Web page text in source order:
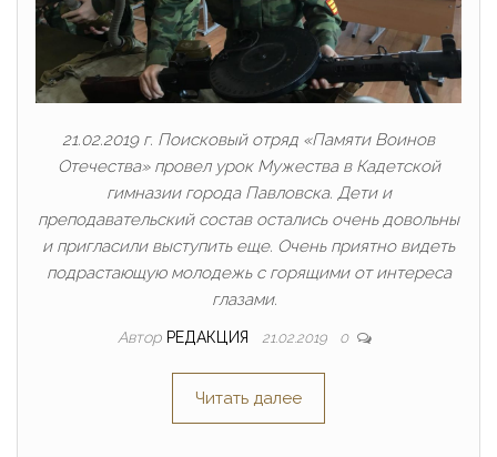
21.02.2019 г. Поисковый отряд «Памяти Воинов
Отечества» провел урок Мужества в Кадетской
гимназии города Павловска. Дети и
преподавательский состав остались очень довольны
и пригласили выступить еще. Очень приятно видеть
подрастающую молодежь с горящими от интереса
глазами.
Автор РЕДАКЦИЯ 21.02.2019 0
Читать далее